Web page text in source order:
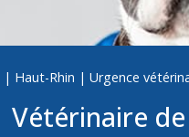
| Haut-Rhin | Urgence
Vétérinaire